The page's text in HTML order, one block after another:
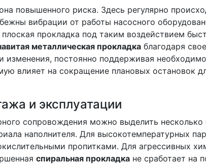
повышенного риска. Здесь регулярно
вибрации от работы насосного
прокладка под таким воздействием
металлическая прокладка благодаря
изменения, постоянно поддерживая
влияет на сокращение плановых остановок
и эксплуатации
сопровождения можно выделить
наполнителя. Для высокотемпературных
пропитками. Для агрессивных
спиральная прокладка не сработает на